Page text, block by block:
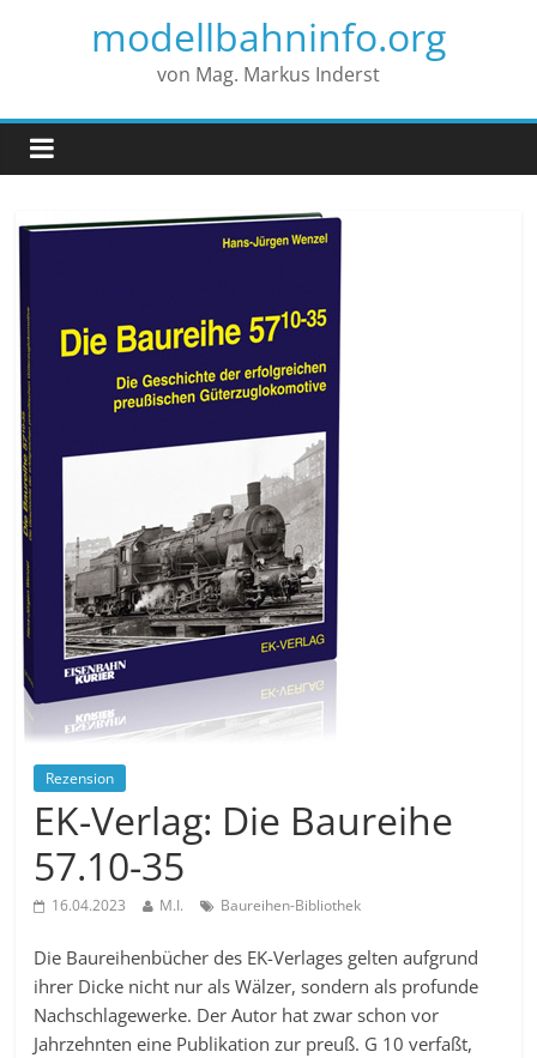
modellbahninfo.org
von Mag. Markus Inderst
Rezension
EK-Verlag: Die Baureihe
57.10-35
16.04.2023 M.I. Baureihen-Bibliothek
Die Baureihenbücher des EK-Verlages gelten aufgrund
ihrer Dicke nicht nur als Wälzer, sondern als profunde
Nachschlagewerke. Der Autor hat zwar schon vor
Jahrzehnten eine Publikation zur preuß. G 10 verfaßt,